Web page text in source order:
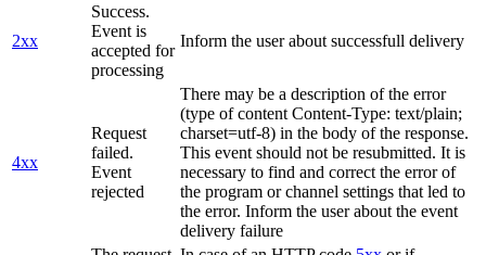
2xx
Success.
Event is
accepted for
processing
Inform the user about successfull delivery
4xx
Request
failed.
Event
rejected
There may be a description of the error
(type of content Content-Type: text/plain;
charset=utf-8) in the body of the response.
This event should not be resubmitted. It is
necessary to find and correct the error of
the program or channel settings that led to
the error. Inform the user about the event
delivery failure